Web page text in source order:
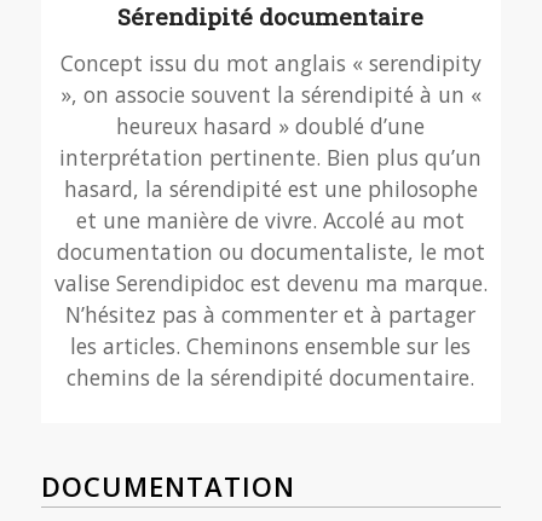
Sérendipité documentaire
Concept issu du mot anglais « serendipity
», on associe souvent la sérendipité à un «
heureux hasard » doublé d’une
interprétation pertinente. Bien plus qu’un
hasard, la sérendipité est une philosophe
et une manière de vivre. Accolé au mot
documentation ou documentaliste, le mot
valise Serendipidoc est devenu ma marque.
N’hésitez pas à commenter et à partager
les articles. Cheminons ensemble sur les
chemins de la sérendipité documentaire.
DOCUMENTATION